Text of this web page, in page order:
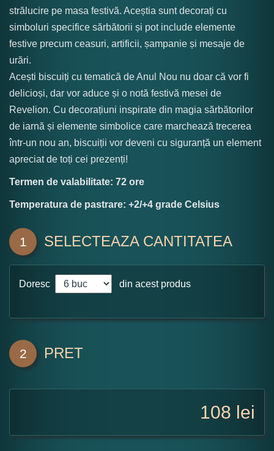
strălucire pe masa festivă. Aceștia sunt decorați cu
simboluri specifice sărbătorii și pot include elemente
festive precum ceasuri, artificii, șampanie și mesaje de
urări.
Acești biscuiți cu tematică de Anul Nou nu doar că vor fi
delicioși, dar vor aduce și o notă festivă mesei de
Revelion. Cu decorațiuni inspirate din magia sărbătorilor
de iarnă și elemente simbolice care marchează trecerea
într-un nou an, biscuiții vor deveni cu siguranță un element
apreciat de toți cei prezenți!
Termen de valabilitate: 72 ore
Temperatura de pastrare: +2/+4 grade Celsius
1 SELECTEAZA CANTITATEA
Doresc din acest produs
2 PRET
108 lei